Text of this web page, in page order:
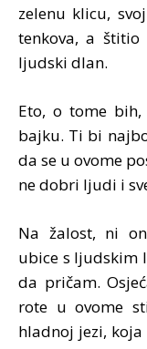
zelenu klicu,
tenkova, a
ljudski dlan.
Eto, o tome
bajku. Ti bi
da se u ovome
ne dobri ljudi i
Na žalost, ni
ubice s ljudskim
da pričam.
rote u ovome
hladnoj jezi,